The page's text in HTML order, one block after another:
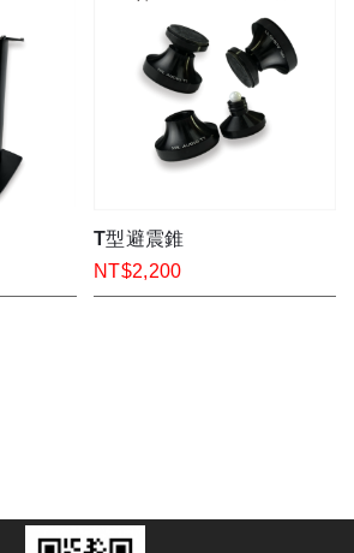
T型避震錐
NT$2,200